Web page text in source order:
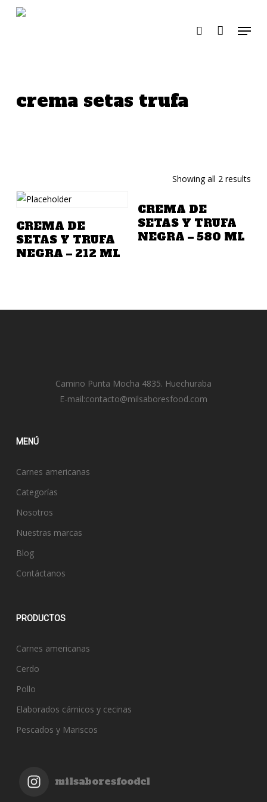
search Menu
crema setas trufa
Showing all 2 results
Añadir A La Cotización
CREMA DE
SETAS Y TRUFA
NEGRA – 212 ML
Añadir A La Cotización
CREMA DE
SETAS Y TRUFA
NEGRA – 580 ML
Camino Punta Mocha 4835. Huechuraba
E-mail:contacto@milsaboresfood.com
MENÚ
Carnes americanas
Categorías
Nosotros
Nuestras marcas
Blog
Contáctanos
PRODUCTOS
Carnes americanas
Cerdo
Pollo
Elaborados cárnicos y cecinas
Pescados y Mariscos
milsaboresfoodcl